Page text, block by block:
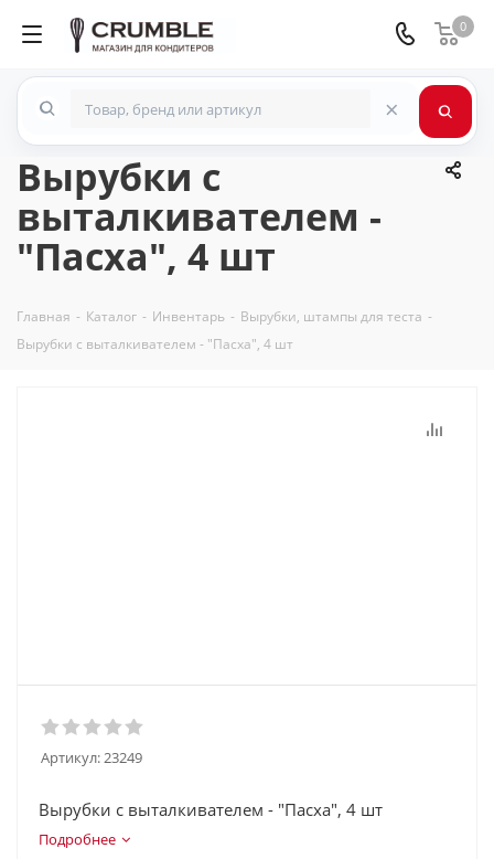
0
×
Вырубки с
выталкивателем -
"Пасха", 4 шт
Главная - Каталог - Инвентарь - Вырубки, штампы для теста -
Вырубки с выталкивателем - "Пасха", 4 шт
Артикул:23249
Вырубки с выталкивателем - "Пасха", 4 шт
Подробнее